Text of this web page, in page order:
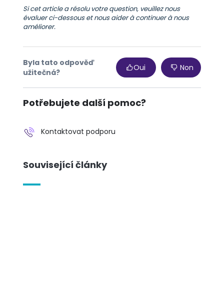
Si cet article a résolu votre question, veuillez nous
évaluer ci-dessous et nous aider à continuer à nous
améliorer.
Byla tato odpověď
užitečná?
Oui Non
Potřebujete další pomoc?
Kontaktovat podporu
Související články